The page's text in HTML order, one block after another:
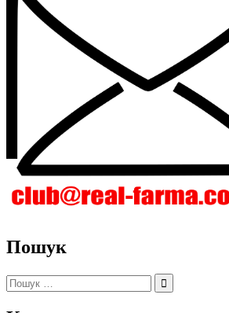
Пошук
Пошук: